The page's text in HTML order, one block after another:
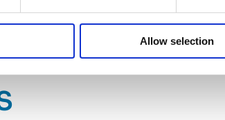
Allow selection